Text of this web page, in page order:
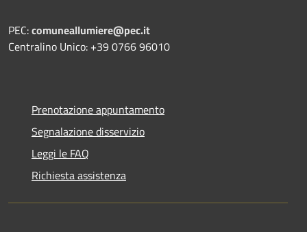
PEC:comuneallumiere@pec.it
Centralino Unico: +39 0766 96010
Prenotazione appuntamento
Segnalazione disservizio
Leggi le FAQ
Richiesta assistenza